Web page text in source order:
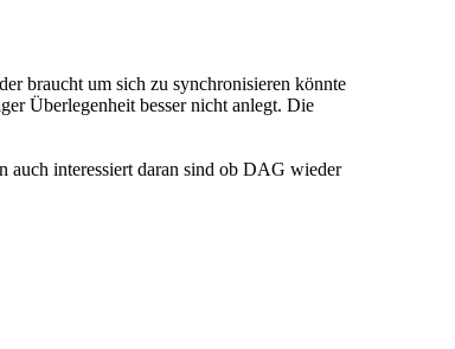
braucht um sich zu synchronisieren könnte
Überlegenheit besser nicht anlegt. Die
auch interessiert daran sind ob DAG wieder